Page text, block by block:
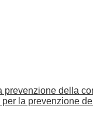
prevenzione della
la prevenzione